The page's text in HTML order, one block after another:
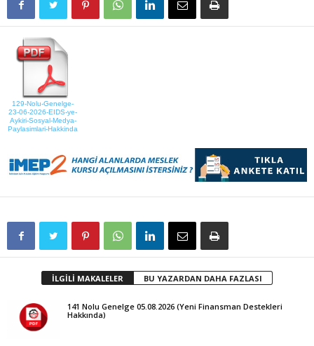
129-Nolu-Genelge-
23-06-2026-EIDS-ye-
Aykiri-Sosyal-Medya-
Paylasimlari-Hakkinda
İLGİLİ MAKALELER BU YAZARDAN DAHA FAZLASI
141 Nolu Genelge 05.08.2026 (Yeni Finansman Destekleri
Hakkında)